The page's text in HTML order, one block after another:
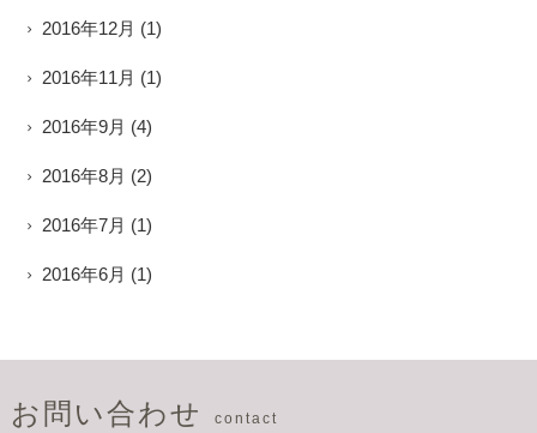
2016年12月 (1)
2016年11月 (1)
2016年9月 (4)
2016年8月 (2)
2016年7月 (1)
2016年6月 (1)
お問い合わせ contact